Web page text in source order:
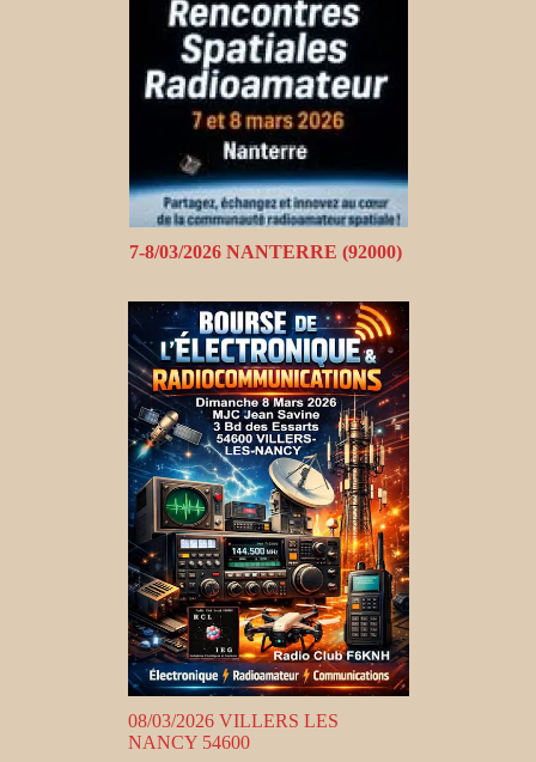
7-8/03/2026 NANTERRE (92000)
08/03/2026 VILLERS LES
NANCY 54600